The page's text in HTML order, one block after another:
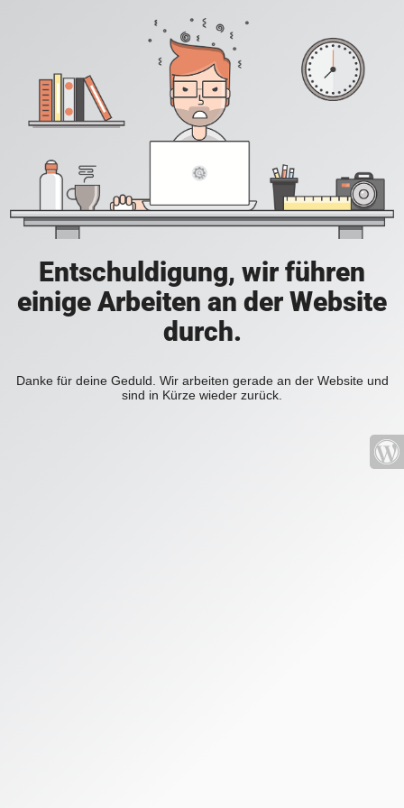
Entschuldigung, wir führen
einige Arbeiten an der Website
durch.
Danke für deine Geduld. Wir arbeiten gerade an der Website und
sind in Kürze wieder zurück.